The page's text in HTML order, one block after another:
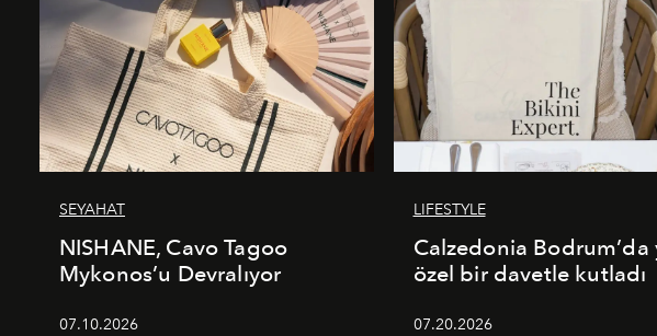
SEYAHAT
NISHANE, Cavo Tagoo
Mykonos’u Devralıyor
07.10.2026
LIFESTYLE
Calzedonia Bodrum’da
özel bir davetle kutladı
07.20.2026